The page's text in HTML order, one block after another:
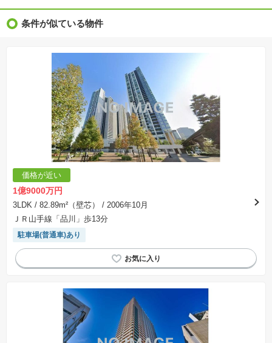
※価格更新：物件価格が変更された日から１週間表示されます。
の一例であって、プランの採用可否は任意です。
※土地（建築条件なし）で「建物プラン例」が表記してある時、そのプラン例は特定の建築請
負会社によるもので、当該建築請負会社以外で建てた場合、同様のものが同価格で建てられる
とは限りません。また建築請負会社を特定するものではありません。
※建築条件付き土地とは、その土地に建築する建物の建築請負契約が、一定期間内に成立する
ことを条件として売買される土地のことをいいます。建築請負契約成立に向けて設計プランを
協議するため、土地購入者が自己の希望する建物の設計協議をするために必要な相当の期間の
交渉期間が設定され、その期間内で希望を満たすプランが実現できたかどうかにより結論を出
します。なお、この期間は概ね3ヶ月程度とされています。納得のいくプランが出来ず、建築請
負契約が成立しない場合、土地売買契約は白紙に戻り、土地契約にかかった代金（土地代金、
手付金など）は名目のいかんに関わらず、全て返却されます。
※課税対象物件の「価格」や「費用等」は消費税込みの「総額表示」で統一しています。
※「本体価格」とは、課税対象物件においては「消費税を除いた建物価格」と「土地価格」の
合計額を指します。
※課税対象物件は消費税込みの総額表示のため、不動産広告の販売価格には本体価格の金額は
表示されておりません。
※取引にかかる費用：物件の契約手続き、決済、引き渡し時にかかる費用を表示しています。
不動産会社によって表記有無が異なるため、ご自身で十分な確認をしていただくようにお願い
いたします。
場合があります。
条件が似ている物件
価格が近い
1億9000万円
3LDK / 82.89m²（壁芯）
/ 2006年10月
ＪＲ山手線「品川」歩13分
駐車場(普通車)あり